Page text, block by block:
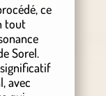
ce
tout
Sorel.
avec